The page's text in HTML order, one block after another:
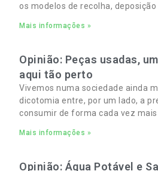
os modelos de recolha,
Mais informações »
Opinião: Peças usadas,
aqui tão perto
Vivemos numa sociedade ainda
dicotomia entre, por um lado, a
consumir de forma cada vez mais
e familiares cada vez mais
Mais informações »
Opinião: Água Potável e